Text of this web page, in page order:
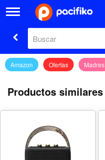
Amazon Ofertas Madres
Productos similares